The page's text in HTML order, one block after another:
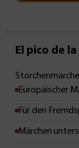
El pico de
Europäischer
Für den
Märchen